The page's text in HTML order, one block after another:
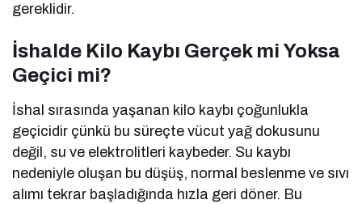
gereklidir.
İshalde Kilo Kaybı Gerçek mi Yoksa
Geçici mi?
İshal sırasında yaşanan kilo kaybı çoğunlukla
geçicidir çünkü bu süreçte vücut yağ dokusunu
değil, su ve elektrolitleri kaybeder. Su kaybı
nedeniyle oluşan bu düşüş, normal beslenme ve sıvı
alımı tekrar başladığında hızla geri döner. Bu